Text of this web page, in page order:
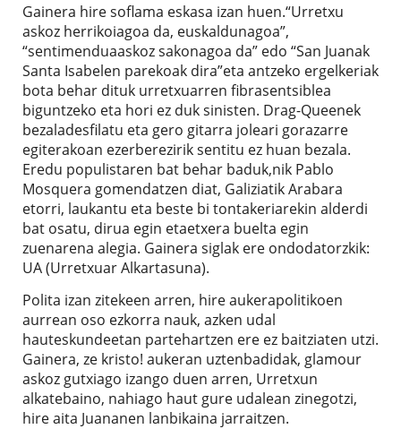
Gainera hire soflama eskasa izan huen.“Urretxu
askoz herrikoiagoa da, euskaldunagoa”,
“sentimenduaaskoz sakonagoa da” edo “San Juanak
Santa Isabelen parekoak dira”eta antzeko ergelkeriak
bota behar dituk urretxuarren fibrasentsiblea
biguntzeko eta hori ez duk sinisten. Drag-Queenek
bezaladesfilatu eta gero gitarra joleari gorazarre
egiterakoan ezerberezirik sentitu ez huan bezala.
Eredu populistaren bat behar baduk,nik Pablo
Mosquera gomendatzen diat, Galiziatik Arabara
etorri, laukantu eta beste bi tontakeriarekin alderdi
bat osatu, dirua egin etaetxera buelta egin
zuenarena alegia. Gainera siglak ere ondodatorzkik:
UA (Urretxuar Alkartasuna).
Polita izan zitekeen arren, hire aukerapolitikoen
aurrean oso ezkorra nauk, azken udal
hauteskundeetan partehartzen ere ez baitziaten utzi.
Gainera, ze kristo! aukeran uztenbadidak, glamour
askoz gutxiago izango duen arren, Urretxun
alkatebaino, nahiago haut gure udalean zinegotzi,
hire aita Juananen lanbikaina jarraitzen.